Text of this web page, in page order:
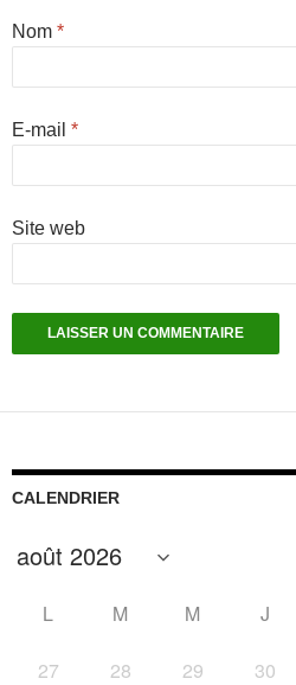
Nom *
E-mail *
Site web
CALENDRIER
L M M J
27 28 29 30